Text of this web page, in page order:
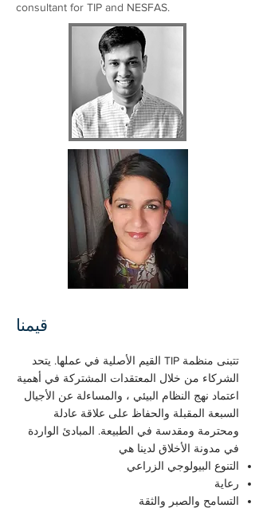
consultant for TIP and NESFAS.
قيمنا
تتبنى منظمة TIP القيم الأصلية في عملها. يتحد
الشركاء من خلال المعتقدات المشتركة في أهمية
اعتماد نهج النظام البيئي ، والمساءلة عن الأجيال
السبعة المقبلة والحفاظ على علاقة عادلة
ومحترمة ومقدسة في الطبيعة. المبادئ الواردة
في مدونة الأخلاق لدينا هي
التنوع البيولوجي الزراعي
رعاية
التسامح والصبر والثقة